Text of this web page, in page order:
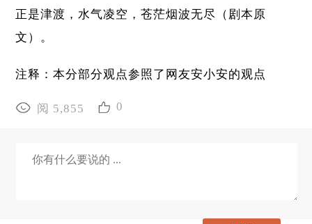
正是津渡，水气凌空，苍茫烟波无尽（剧本原
文）。
注释：本分部分观点参照了网友安小安的观点
阅 5,855 0